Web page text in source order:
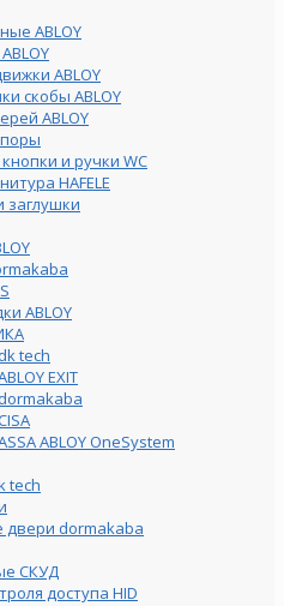
ABLOY
ABLOY
скобы ABLOY
ABLOY
и ручки WC
HAFELE
ABLOY
tech
EXIT
ABLOY OneSystem
tech
двери dormakaba
СКУД
доступа HID